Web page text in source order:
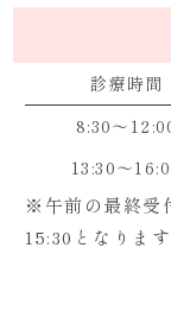
診療時間
8:30～
13:30～
※午前の最終受
15:30となります